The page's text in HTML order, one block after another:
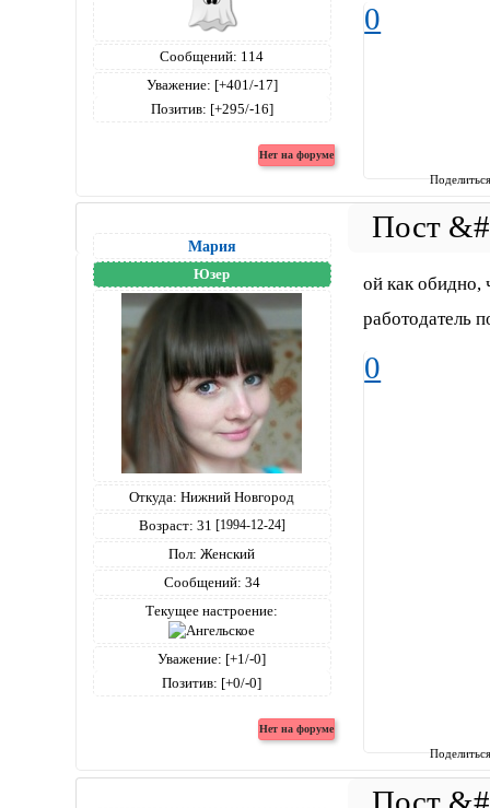
Сообщений: 114
Уважение: [+401/-17]
Позитив: [+295/-16]
0
Мария
Юзер
Откуда: Нижний Новгород
Возраст: 31 [1994-12-24]
Пол: Женский
Сообщений: 34
Текущее настроение:
Уважение: [+1/-0]
Позитив: [+0/-0]
ой как обидно,
работодатель
0